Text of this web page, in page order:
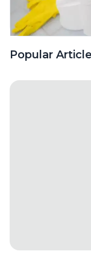
Popular Article